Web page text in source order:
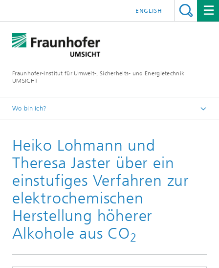
Fraunhofer-Institut für Umwelt-, Sicherheits- und Energietechnik
UMSICHT
ENGLISH
Wo bin ich?
Presse
Pressemitteilungen, Interviews und Meldungen
Heiko Lohmann und
Theresa Jaster über ein
einstufiges Verfahren zur
elektrochemischen
Herstellung höherer
Alkohole aus CO2